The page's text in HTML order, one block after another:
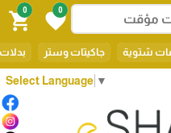
Select Language ▼
0
favorite
0
shopping_cart
شتوية جاكيتات وستر